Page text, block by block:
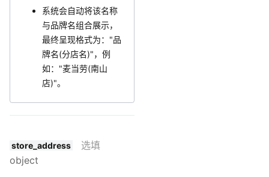
系统会自动将该名称
与品牌名组合展示，
最终呈现格式为："品
牌名(分店名)"，例
如："麦当劳(南山
店)"。
store_address
选填
object